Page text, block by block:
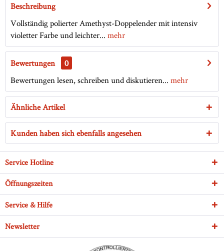
Beschreibung
Vollständig polierter Amethyst-Doppelender mit intensiv
violetter Farbe und leichter... mehr
Bewertungen
0
Bewertungen lesen, schreiben und diskutieren... mehr
Ähnliche Artikel
Kunden haben sich ebenfalls angesehen
Service Hotline
Öffnungszeiten
Service & Hilfe
Newsletter